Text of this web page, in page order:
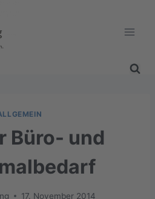
Büro- und
17. November 2014